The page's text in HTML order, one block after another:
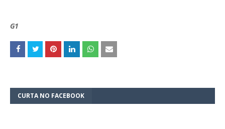
G1
CURTA NO FACEBOOK